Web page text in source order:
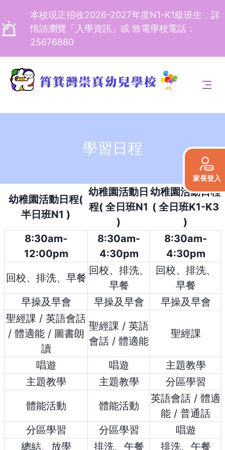
本校現正招收2026-2027年度N1-K1級班生，詳
情請瀏覽「入學資訊」或 致電學校電話：
25676880
家長登入
學習日程
幼稚園活動日程(
半日班N1 )
幼稚園活動日
程( 全日班N1
)
幼稚園活動日程
( 全日班K1-K3
)
8:30am-
12:00pm
8:30am-
4:30pm
8:30am-
4:30pm
回校、排洗、早餐
回校、排洗、
早餐
回校、排洗、
早餐
早操及早會
早操及早會
早操及早會
聖經課 / 英語會話
/ 體適能 / 圖書朗
讀
聖經課 / 英語
會話 / 體適能
聖經課
唱遊 唱遊
主題教學
主題教學
主題教學
分區學習
體能活動
體能活動
英語會話 / 體適
能 / 普通話
分區學習
分區學習
唱遊
總結、放學
排洗、午餐 排洗、午餐